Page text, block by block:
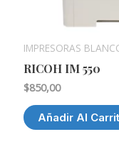
IMPRESORAS
RICOH IM 550
$850,00
Añadir Al